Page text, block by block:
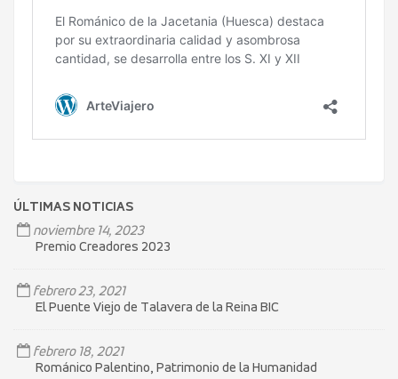
ÚLTIMAS NOTICIAS
noviembre 14, 2023
Premio Creadores 2023
febrero 23, 2021
El Puente Viejo de Talavera de la Reina BIC
febrero 18, 2021
Románico Palentino, Patrimonio de la Humanidad